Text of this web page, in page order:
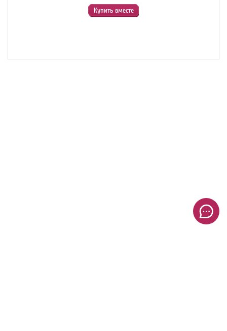
Купить вместе